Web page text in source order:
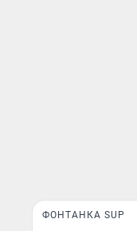
ФОНТАНКА SUP